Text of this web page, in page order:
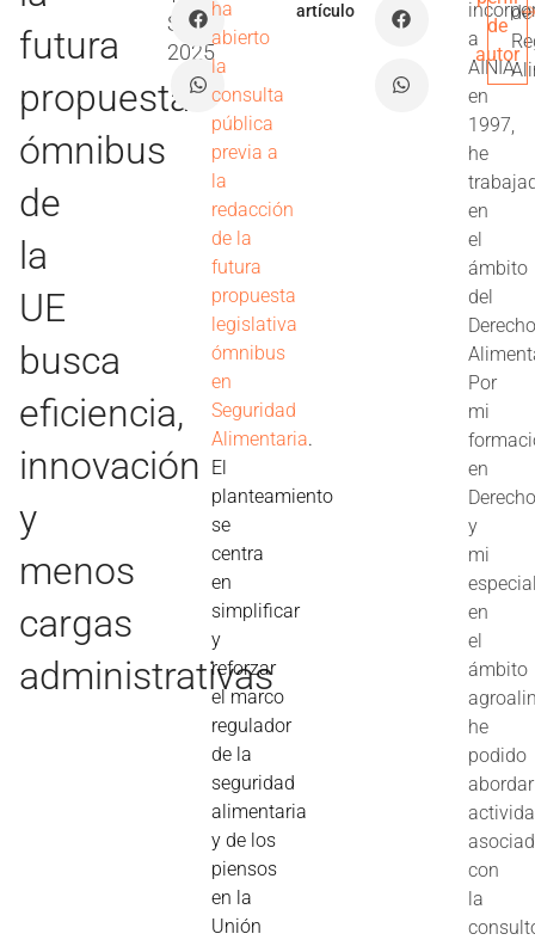
futura
propuesta
ómnibus
de
la
UE
busca
eficiencia,
innovación
y
menos
cargas
administrativas
Sep
2025
ha
abierto
la
consulta
pública
previa a
la
redacción
de la
futura
propuesta
legislativa
ómnibus
en
Seguridad
Alimentaria.
El
planteamiento
se
centra
en
simplificar
y
reforzar
el marco
regulador
de la
seguridad
alimentaria
y de los
piensos
en la
Unión
artículo
a
AINIA
en
1997,
he
en
el
ámbito
del
Por
mi
en
y
mi
en
el
ámbito
he
podido
abordar
con
la
de
autor